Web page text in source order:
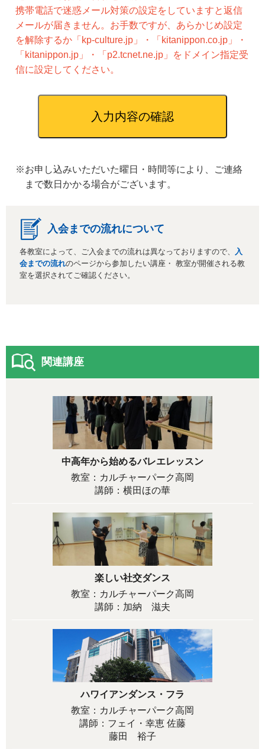
関連講座
中高年から始めるバレエレッスン
教室：カルチャーパーク高岡
講師：横田ほの華
楽しい社交ダンス
教室：カルチャーパーク高岡
講師：加納 滋夫
ハワイアンダンス・フラ
教室：カルチャーパーク高岡
講師：フェイ・幸恵 佐藤
藤田 裕子
携帯電話で迷惑メール対策の設定をしていますと返信
メールが届きません。お手数ですが、あらかじめ設定
を解除するか「kp-culture.jp」・「kitanippon.co.jp」・
「kitanippon.jp」・「p2.tcnet.ne.jp」をドメイン指定受
信に設定してください。
※お申し込みいただいた曜日・時間等により、ご連絡
まで数日かかる場合がございます。
入会までの流れについて
各教室によって、ご入会までの流れは異なっておりますので、
入
会までの流れのページから参加したい講座・ 教室が開催される教
室を選択されてご確認ください。